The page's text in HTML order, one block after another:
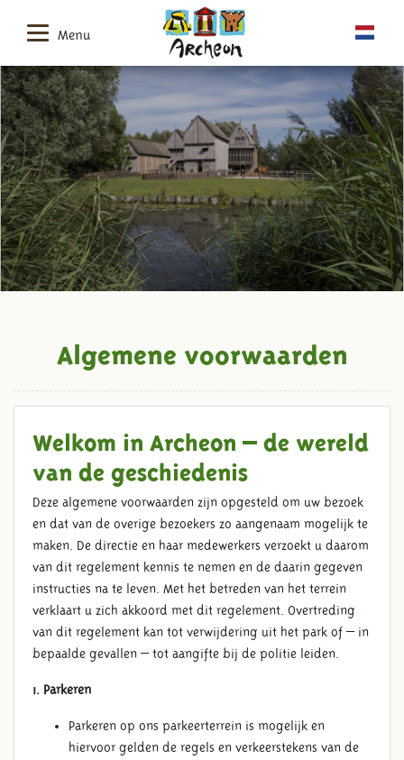
Menu
Algemene voorwaarden
Welkom in Archeon – de wereld
van de geschiedenis
Deze algemene voorwaarden zijn opgesteld om uw bezoek
en dat van de overige bezoekers zo aangenaam mogelijk te
maken. De directie en haar medewerkers verzoekt u daarom
van dit regelement kennis te nemen en de daarin gegeven
instructies na te leven. Met het betreden van het terrein
verklaart u zich akkoord met dit regelement. Overtreding
van dit regelement kan tot verwijdering uit het park of – in
bepaalde gevallen – tot aangifte bij de politie leiden.
1. Parkeren
Parkeren op ons parkeerterrein is mogelijk en
hiervoor gelden de regels en verkeerstekens van de